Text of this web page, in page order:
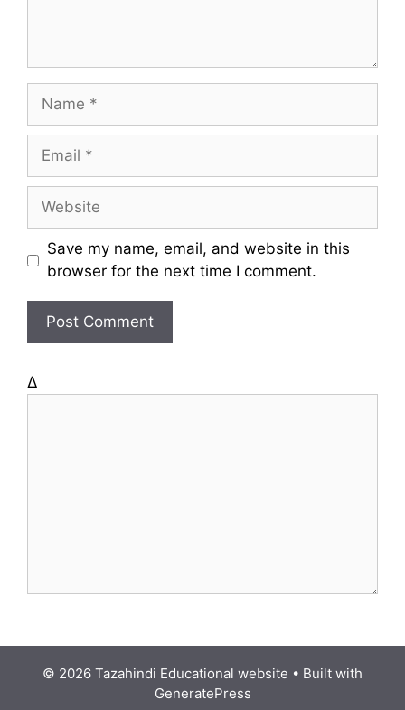
m
a
s
Save my name, email, and website in this
browser for the next time I comment.
Δ
© 2026 Tazahindi Educational website • Built with
GeneratePress